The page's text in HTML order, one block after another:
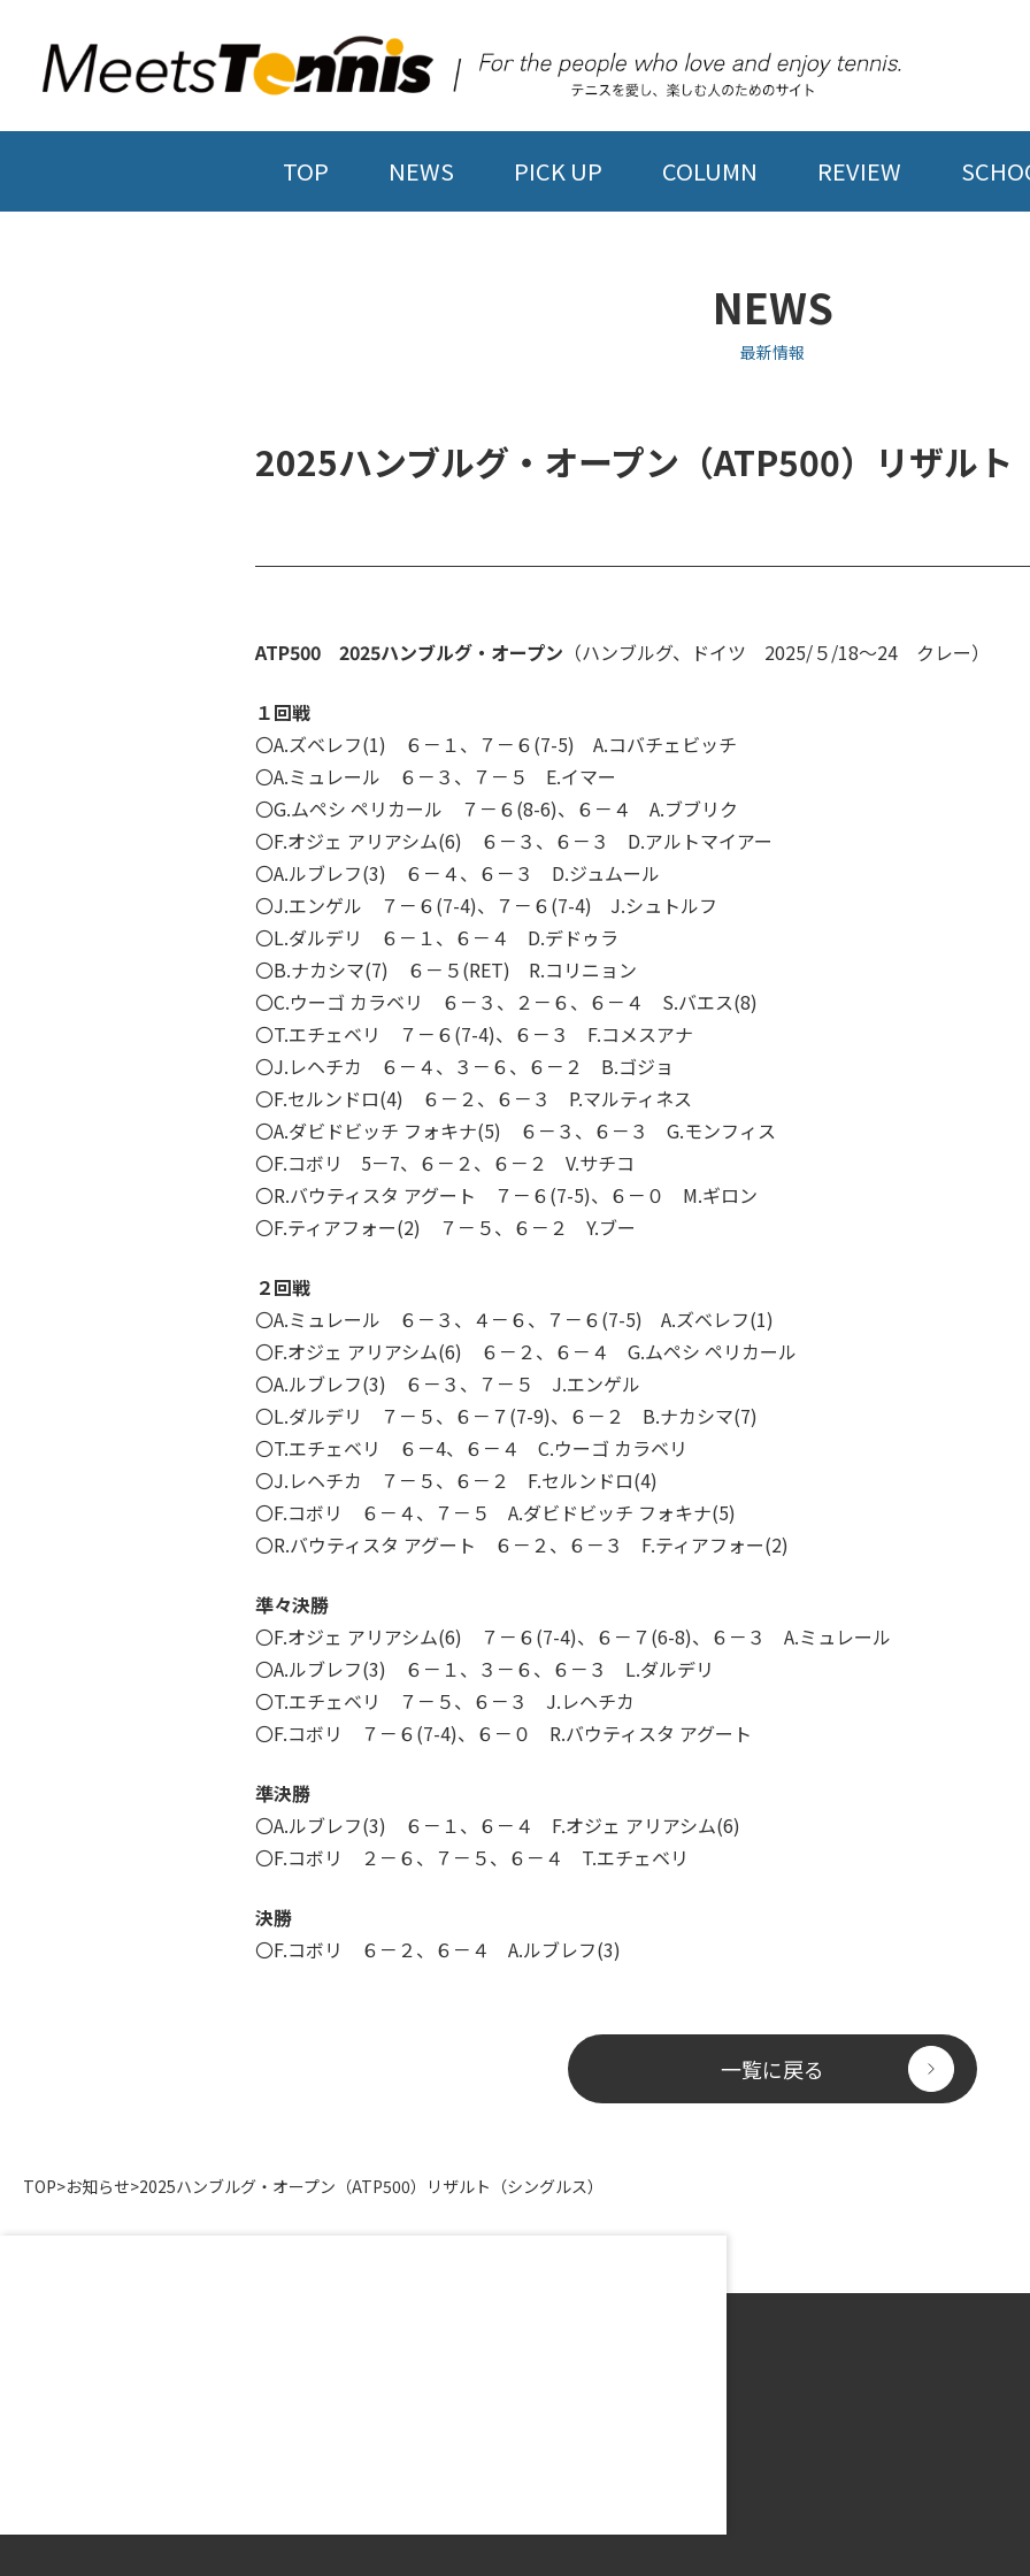
TOP NEWS PICK UP COLUMN REVIEW
NEWS
最新情報
2025ハンブルグ・オープン（ATP500）リザルト
ATP500 2025ハンブルグ・オープン （ハンブルグ、ドイツ 2025/５/18～24 クレー）
１回戦
〇A.ズベレフ(1) ６－１、７－６(7-5) A.コバチェビッチ
〇A.ミュレール ６－３、７－５ E.イマー
〇G.ムペシ ペリカール ７－６(8-6)、６－４ A.ブブリク
〇F.オジェ アリアシム(6) ６－３、６－３ D.アルトマイアー
〇A.ルブレフ(3) ６－４、６－３ D.ジュムール
〇J.エンゲル ７－６(7-4)、７－６(7-4) J.シュトルフ
〇L.ダルデリ ６－１、６－４ D.デドゥラ
〇B.ナカシマ(7) ６－５(RET) R.コリニョン
〇C.ウーゴ カラベリ ６－３、２－６、６－４ S.バエス(8)
〇T.エチェベリ ７－６(7-4)、６－３ F.コメスアナ
〇J.レヘチカ ６－４、３－６、６－２ B.ゴジョ
〇F.セルンドロ(4) ６－２、６－３ P.マルティネス
〇A.ダビドビッチ フォキナ(5) ６－３、６－３ G.モンフィス
〇F.コボリ 5－7、６－２、６－２ V.サチコ
〇R.バウティスタ アグート ７－６(7-5)、６－０ M.ギロン
〇F.ティアフォー(2) ７－５、６－２ Y.ブー
２回戦
〇A.ミュレール ６－３、４－６、７－６(7-5) A.ズベレフ(1)
〇F.オジェ アリアシム(6) ６－２、６－４ G.ムペシ ペリカール
〇A.ルブレフ(3) ６－３、７－５ J.エンゲル
〇L.ダルデリ ７－５、６－７(7-9)、６－２ B.ナカシマ(7)
〇T.エチェベリ ６－4、６－４ C.ウーゴ カラベリ
〇J.レヘチカ ７－５、６－２ F.セルンドロ(4)
〇F.コボリ ６－４、７－５ A.ダビドビッチ フォキナ(5)
〇R.バウティスタ アグート ６－２、６－３ F.ティアフォー(2)
準々決勝
〇F.オジェ アリアシム(6) ７－６(7-4)、６－７(6-8)、６－３ A.ミュレール
〇A.ルブレフ(3) ６－１、３－６、６－３ L.ダルデリ
〇T.エチェベリ ７－５、６－３ J.レヘチカ
〇F.コボリ ７－６(7-4)、６－０ R.バウティスタ アグート
準決勝
〇A.ルブレフ(3) ６－１、６－４ F.オジェ アリアシム(6)
〇F.コボリ ２－６、７－５、６－４ T.エチェベリ
決勝
〇F.コボリ ６－２、６－４ A.ルブレフ(3)
一覧に戻る
TOP>お知らせ>2025ハンブルグ・オープン（ATP500）リザルト（シングルス）